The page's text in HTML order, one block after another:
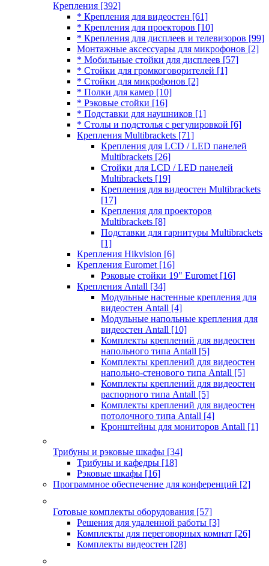
Крепления [392]
* Крепления для видеостен [61]
* Крепления для проекторов [10]
* Крепления для дисплеев и телевизоров [99]
Монтажные аксессуары для микрофонов [2]
* Мобильные стойки для дисплеев [57]
* Стойки для громкоговорителей [1]
* Стойки для микрофонов [2]
* Полки для камер [10]
* Рэковые стойки [16]
* Подставки для наушников [1]
* Столы и подстолья с регулировкой [6]
Крепления Multibrackets [71]
Крепления для LCD / LED панелей
Multibrackets [26]
Стойки для LCD / LED панелей
Multibrackets [19]
Крепления для видеостен Multibrackets
[17]
Крепления для проекторов
Multibrackets [8]
Подставки для гарнитуры Multibrackets
[1]
Крепления Hikvision [6]
Крепления Euromet [16]
Рэковые стойки 19" Euromet [16]
Крепления Antall [34]
Модульные настенные крепления для
видеостен Antall [4]
Модульные напольные крепления для
видеостен Antall [10]
Комплекты креплений для видеостен
напольного типа Antall [5]
Комплекты креплений для видеостен
напольно-стенового типа Antall [5]
Комплекты креплений для видеостен
распорного типа Antall [5]
Комплекты креплений для видеостен
потолочного типа Antall [4]
Кронштейны для мониторов Antall [1]
Трибуны и рэковые шкафы [34]
Трибуны и кафедры [18]
Рэковые шкафы [16]
Программное обеспечение для конференций [2]
Готовые комплекты оборудования [57]
Решения для удаленной работы [3]
Комплекты для переговорных комнат [26]
Комплекты видеостен [28]